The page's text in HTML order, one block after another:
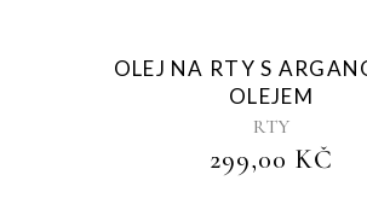
OLEJ NA RTY S
OLEJEM
RTY
299,00 KČ